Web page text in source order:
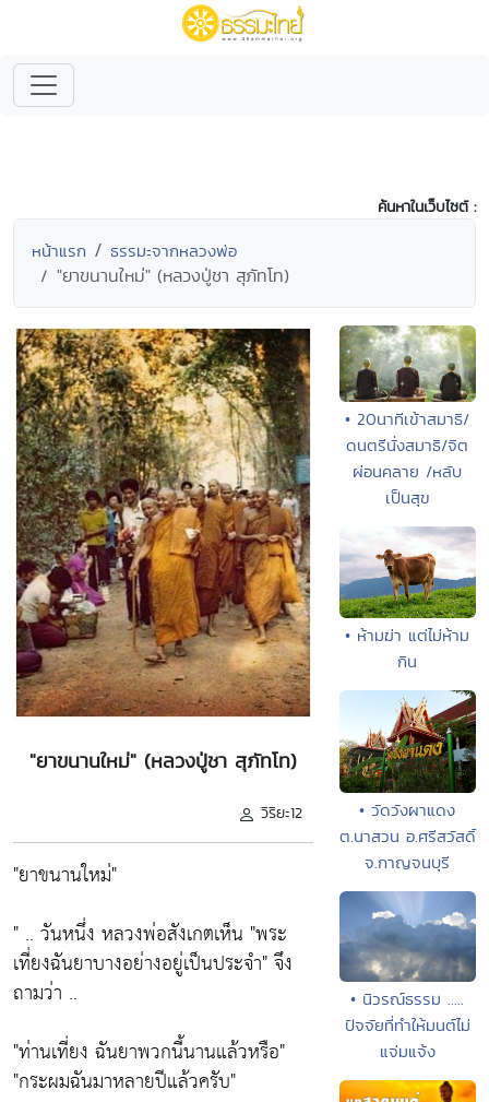
ค้นหาในเว็บไซต์ :
หน้าแรก ธรรมะจากหลวงพ่อ
"ยาขนานใหม่" (หลวงปู่ชา สุภัทโท)
"ยาขนานใหม่" (หลวงปู่ชา สุภัทโท)
วิริยะ12
"ยาขนานใหม่"
" .. วันหนึ่ง หลวงพ่อสังเกตเห็น "พระ
เที่ยงฉันยาบางอย่างอยู่เป็นประจำ" จึง
ถามว่า ..
"ท่านเที่ยง ฉันยาพวกนี้นานแล้วหรือ"
"กระผมฉันมาหลายปีแล้วครับ"
• 20นาทีเข้าสมาธิ/
ดนตรีนั่งสมาธิ/จิต
ผ่อนคลาย /หลับ
เป็นสุข
• ห้ามฆ่า แต่ไม่ห้าม
กิน
• วัดวังผาแดง
ต.นาสวน อ.ศรีสวัสดิ์
จ.กาญจนบุรี
• นิวรณ์ธรรม .....
ปัจจัยที่ทำให้มนต์ไม่
แจ่มแจ้ง